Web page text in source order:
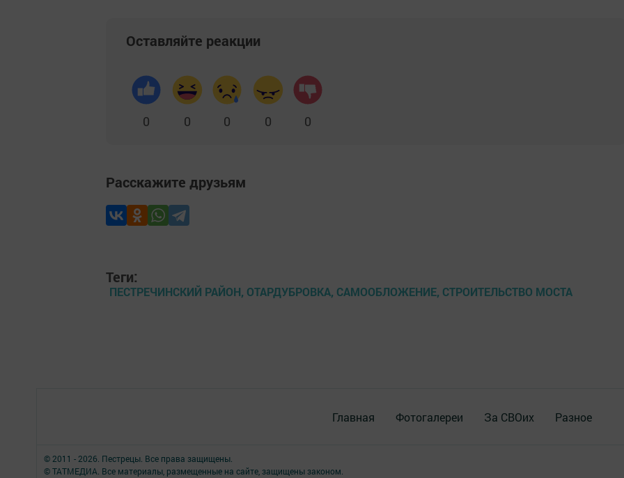
Оставляйте реакции
0 0 0 0 0
Расскажите друзьям
Теги:
ПЕСТРЕЧИНСКИЙ РАЙОН, ОТАРДУБРОВКА, САМООБЛОЖЕНИЕ, СТРОИТЕЛЬСТВО МОСТА
Главная Фотогалереи За СВОих Разное
© 2011 - 2026. Пестрецы. Все права защищены.
© ТАТМЕДИА. Все материалы, размещенные на сайте, защищены законом.